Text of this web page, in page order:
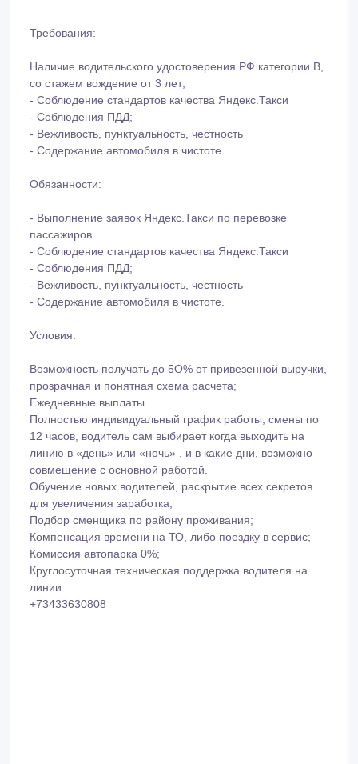
Требования:
Наличие водительского удостоверения РФ категории В,
со стажем вождение от 3 лет;
- Соблюдение стандартов качества Яндекс.Такси
- Соблюдения ПДД;
- Вежливость, пунктуальность, честность
- Содержание автомобиля в чистоте
Обязанности:
- Выполнение заявок Яндекс.Такси по перевозке
пассажиров
- Соблюдение стандартов качества Яндекс.Такси
- Соблюдения ПДД;
- Вежливость, пунктуальность, честность
- Содержание автомобиля в чистоте.
Условия:
Возможность получать до 5О% от привезенной выручки,
прозрачная и понятная схема расчета;
Ежедневные выплаты
Полностью индивидуальный график работы, смены по
12 часов, водитель сам выбирает когда выходить на
линию в «день» или «ночь» , и в какие дни, возможно
совмещение с основной работой.
Обучение новых водителей, раскрытие всех секретов
для увеличения заработка;
Подбор сменщика по району проживания;
Компенсация времени на ТО, либо поездку в сервис;
Комиссия автопарка 0%;
Круглосуточная техническая поддержка водителя на
линии
+73433630808